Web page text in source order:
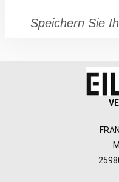
Speichern Sie